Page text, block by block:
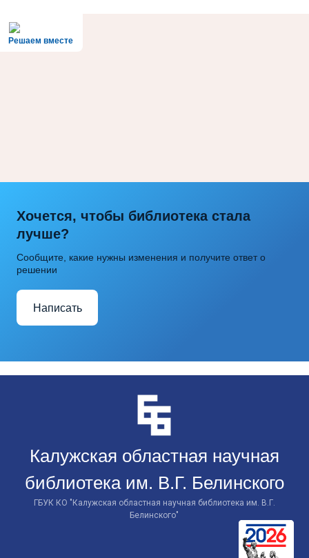
Решаем вместе
Хочется, чтобы библиотека стала
лучше?
Сообщите, какие нужны изменения и получите ответ о
решении
Написать
Калужская областная научная
библиотека им. В.Г. Белинского
ГБУК КО "Калужская областная научная библиотека им. В.Г.
Белинского"